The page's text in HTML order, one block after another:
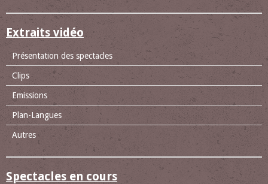
Extraits vidéo
Présentation des spectacles
Clips
Emissions
Plan-Langues
Autres
Spectacles en cours